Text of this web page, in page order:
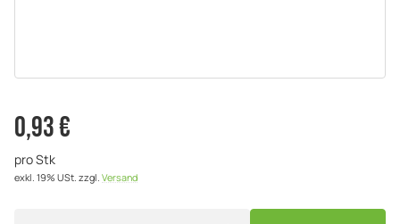
0,93 €
pro Stk
exkl. 19% USt. zzgl. Versand